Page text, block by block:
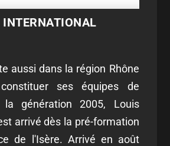
aussi dans la région Rhône
ses équipes de
la génération 2005, Louis
arrivé dès la pré-formation
de l'Isère. Arrivé en août